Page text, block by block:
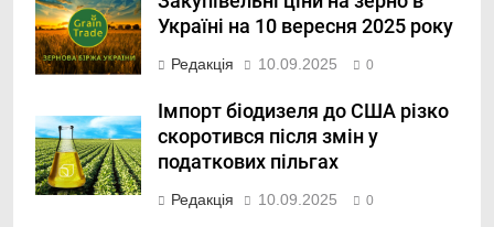
Україні на 10 вересня 2025 року
Редакція 10.09.2025 0
Імпорт біодизеля до США різко
скоротився після змін у
податкових пільгах
Редакція 10.09.2025 0